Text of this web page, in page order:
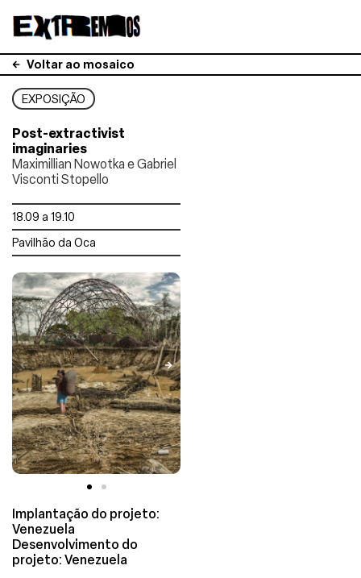
Voltar ao mosaico
EXPOSIÇÃO
Post-extractivist
imaginaries
Maximillian Nowotka e Gabriel
Visconti Stopello
18.09 a 19.10
Pavilhão da Oca
Implantação do projeto:
Venezuela
Desenvolvimento do
projeto: Venezuela